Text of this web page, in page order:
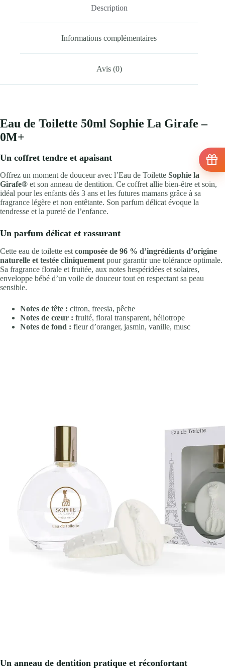
Description
Informations complémentaires
Avis (0)
Eau de Toilette 50ml Sophie La Girafe –
0M+
Un coffret tendre et apaisant
Offrez un moment de douceur avec l’Eau de Toilette Sophie la
Girafe® et son anneau de dentition. Ce coffret allie bien-être et soin,
idéal pour les enfants dès 3 ans et les futures mamans grâce à sa
fragrance légère et non entêtante. Son parfum délicat évoque la
tendresse et la pureté de l’enfance.
Un parfum délicat et rassurant
Cette eau de toilette est composée de 96 % d’ingrédients d’origine
naturelle et testée cliniquement pour garantir une tolérance optimale.
Sa fragrance florale et fruitée, aux notes hespéridées et solaires,
enveloppe bébé d’un voile de douceur tout en respectant sa peau
sensible.
Notes de tête : citron, freesia, pêche
Notes de cœur : fruité, floral transparent, héliotrope
Notes de fond : fleur d’oranger, jasmin, vanille, musc
Un anneau de dentition pratique et réconfortant